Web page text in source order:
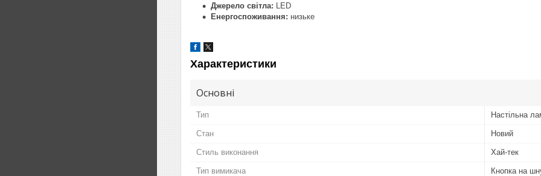
Джерело світла: LED
Енергоспоживання: низьке
Характеристики
Основні
Тип Настільна
Стан Новий
Стиль виконання Хай-тек
Тип вимикача Кнопка на